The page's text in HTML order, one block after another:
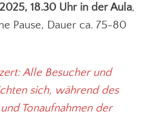
18.30 Uhr in der Aula,
Pause, Dauer ca. 75-80
Alle Besucher und
sich, während des
Tonaufnahmen der